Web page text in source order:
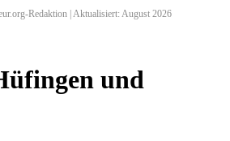
Redaktion | Aktualisiert: August 2026
und